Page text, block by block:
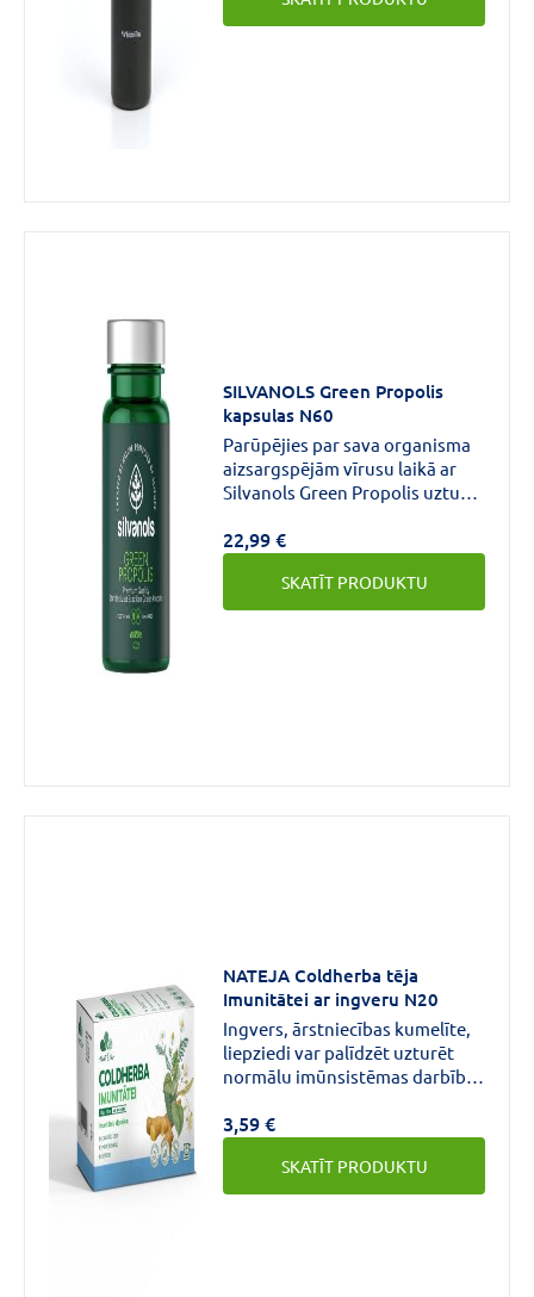
organismu!
SILVANOLS Green Propolis
kapsulas N60
Parūpējies par sava organisma
aizsargspējām vīrusu laikā ar
Silvanols Green Propolis uztura
bišu radīts produkts, kam
piemīt pretvīrusu un
antibakteriāla iedarbība.
22,99 €
SKATĪT PRODUKTU
NATEJA Coldherba tēja
Imunitātei ar ingveru N20
Ingvers, ārstniecības kumelīte,
liepziedi var palīdzēt uzturēt
normālu imūnsistēmas darbību.
un mārsils var palīdzēt uzturēt
normālu augšējo elpceļu
darbību.
3,59 €
SKATĪT PRODUKTU